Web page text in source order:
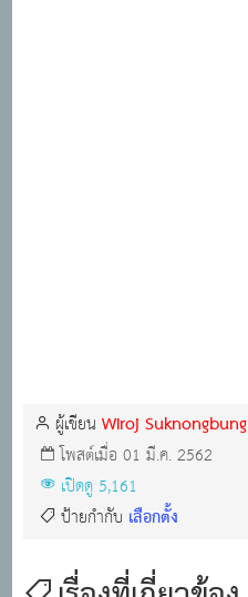
ผู้เขียนWiroj Suknongbung
โพสต์เมื่อ 01 มี.ค. 2562
เปิดดู 5,161
ป้ายกำกับ เลือกตั้ง